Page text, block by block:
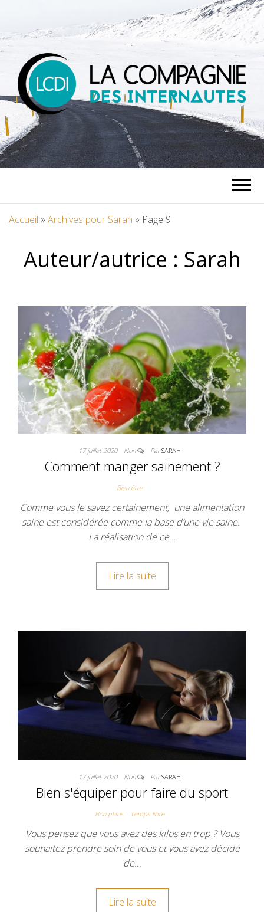
LA
COMPAGNIE
DES
INTERNAUTES
Accueil » Archives pour Sarah » Page 9
Auteur/autrice : Sarah
17 juillet 2020 Non ParSARAH
Comment manger sainement ?
Bien être
Comme vous le savez certainement, une alimentation
saine est considérée comme la base d’une vie saine.
La réalisation de ce…
Lire la suite
17 juillet 2020 Non ParSARAH
Bien s'équiper pour faire du sport
Bon plans Temps libre
Vous pensez que vous avez des kilos en trop ? Vous
souhaitez prendre soin de vous et vous avez décidé
de…
Lire la suite